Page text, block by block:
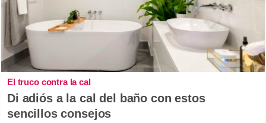
El truco contra la cal
Di adiós a la cal del baño con estos
sencillos consejos